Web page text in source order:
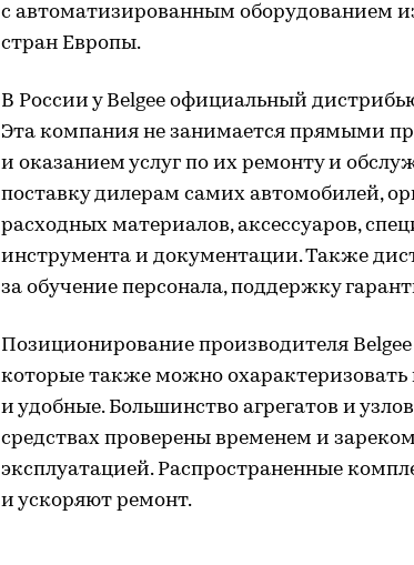
с автоматизированным оборудованием
стран Европы.
В России у Belgee официальный
Эта компания не занимается прямыми
и оказанием услуг по их ремонту и
поставку дилерам самих автомобилей,
расходных материалов, аксессуаров,
инструмента и документации. Также
за обучение персонала, поддержку
Позиционирование производителя
которые также можно
и удобные. Большинство агрегатов и
средствах проверены временем и
эксплуатацией. Распространенные
и ускоряют ремонт.